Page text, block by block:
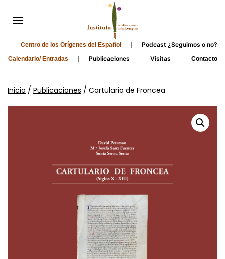
Centro de los Orígenes del Español Podcast ¿Seguimos o no?
Calendario/ Entradas Publicaciones Visitas Contacto
Inicio / Publicaciones / Cartulario de Froncea